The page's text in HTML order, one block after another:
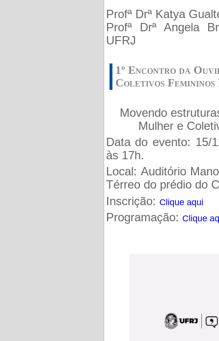
Profª Drª Katya
Profª Drª Angela
UFRJ
1º Encontro da
Coletivos
Movendo
Mulher e
Data do evento: 15/
às 17h.
Local: Auditório
Térreo do prédio do
Inscrição: Clique aqui
Programação: Clique